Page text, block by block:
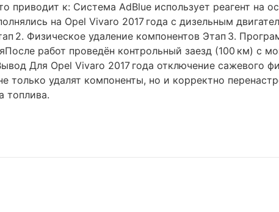
приводит к: Система AdBlue использует реагент на
на Opel Vivaro 2017 года с дизельным
2. Физическое удаление компонентов Этап 3.
работ проведён контрольный заезд (100 км) с
Для Opel Vivaro 2017 года отключение сажевого
удалят компоненты, но и корректно
топлива.